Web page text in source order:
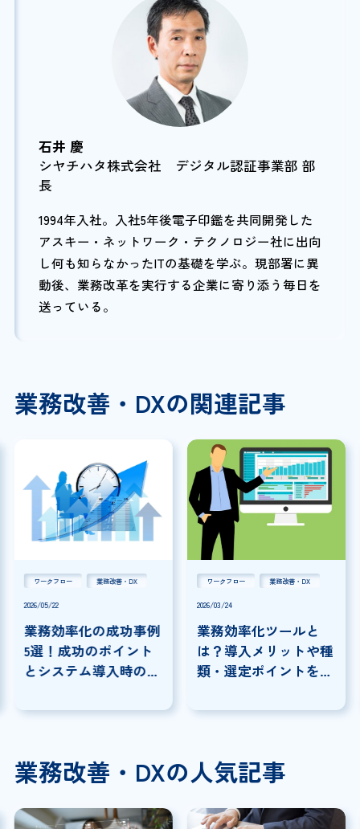
石井 慶
シヤチハタ株式会社 デジタル認証事業部 部
長
1994年入社。入社5年後電子印鑑を共同開発した
アスキー・ネットワーク・テクノロジー社に出向
し何も知らなかったITの基礎を学ぶ。現部署に異
動後、業務改革を実行する企業に寄り添う毎日を
送っている。
業務改善・DXの関連記事
ワークフロー 業務改善・DX
2026/05/22
業務効率化の成功事例
5選！成功のポイント
とシステム導入時の注
ワークフロー 業務改善・DX
2026/03/24
業務効率化ツールと
は？導入メリットや種
類・選定ポイントを解
業務改善・DXの人気記事